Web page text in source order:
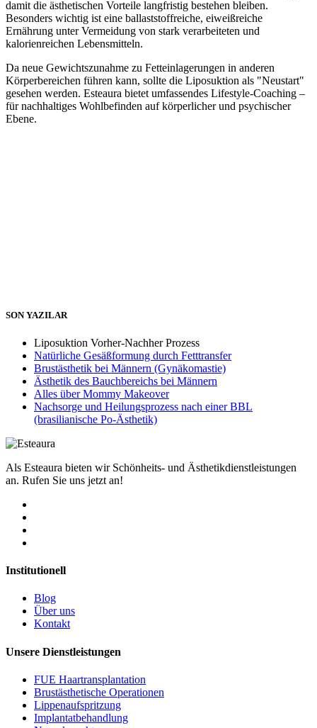
damit die ästhetischen Vorteile langfristig bestehen bleiben.
Besonders wichtig ist eine ballaststoffreiche, eiweißreiche
Ernährung unter Vermeidung von stark verarbeiteten und
kalorienreichen Lebensmitteln.
Da neue Gewichtszunahme zu Fetteinlagerungen in anderen
Körperbereichen führen kann, sollte die Liposuktion als "Neustart"
gesehen werden. Esteaura bietet umfassendes Lifestyle-Coaching –
für nachhaltiges Wohlbefinden auf körperlicher und psychischer
Ebene.
SON YAZILAR
Liposuktion Vorher-Nachher Prozess
Natürliche Gesäßformung durch Fetttransfer
Brustästhetik bei Männern (Gynäkomastie)
Ästhetik des Bauchbereichs bei Männern
Alles über Mommy Makeover
Nachsorge und Heilungsprozess nach einer BBL
(brasilianische Po-Ästhetik)
Als Esteaura bieten wir Schönheits- und Ästhetikdienstleistungen
an. Rufen Sie uns jetzt an!
Institutionell
Blog
Über uns
Kontakt
Unsere Dienstleistungen
FUE Haartransplantation
Brustästhetische Operationen
Lippenaufspritzung
Implantatbehandlung